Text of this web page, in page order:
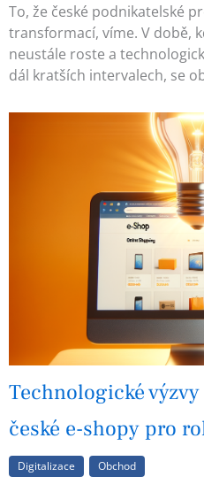
To, že české podnikatelské
transformací, víme. V době,
neustále roste a
dál kratších intervalech, se
Technologické
české e-shopy pro
Digitalizace Obchod